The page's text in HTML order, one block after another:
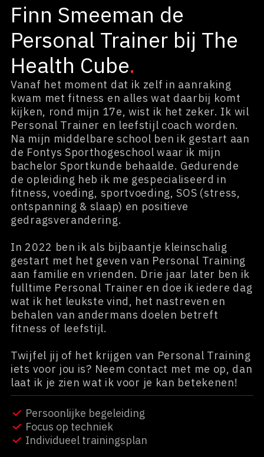
Finn Smeeman de
Personal Trainer bij The
Health Cube.
Vanaf het moment dat ik zelf in aanraking
kwam met fitness en alles wat daarbij komt
kijken, rond mijn 17e, wist ik het zeker. Ik wil
Personal Trainer en leefstijl coach worden.
Na mijn middelbare school ben ik gestart aan
de Fontys Sporthogeschool waar ik mijn
bachelor Sportkunde behaalde. Gedurende
de opleiding heb ik me gespecialiseerd in
fitness, voeding, sportvoeding, SOS (stress,
ontspanning & slaap) en positieve
gedragsverandering.
In 2022 ben ik als bijbaantje kleinschalig
gestart met het geven van Personal Training
aan familie en vrienden. Drie jaar later ben ik
fulltime Personal Trainer en doe ik iedere dag
wat ik het leukste vind, het nastreven en
behalen van andermans doelen betreft
fitness of leefstijl.
Twijfel jij of het krijgen van Personal Training
iets voor jou is? Neem contact met me op, dan
laat ik je zien wat ik voor je kan betekenen!
Persoonlijke begeleiding
Focus op techniek
Individueel trainingsplan